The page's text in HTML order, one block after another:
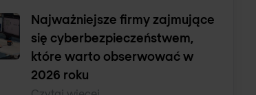
Najważniejsze firmy zajmujące
się cyberbezpieczeństwem,
które warto obserwować w
2026 roku